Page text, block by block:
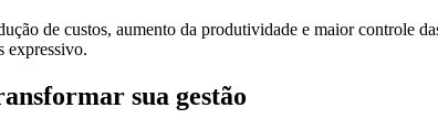
de custos, aumento da produtividade e maior controle
expressivo.
sua gestão